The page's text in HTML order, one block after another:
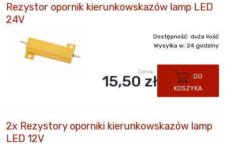
Rezystor opornik kierunkowskazów lamp LED
24V
Dostępność: duża ilość
Wysyłka w: 24 godziny
Cena:
15,50 zł
DO
KOSZYKA
2x Rezystory oporniki kierunkowskazów lamp
LED 12V